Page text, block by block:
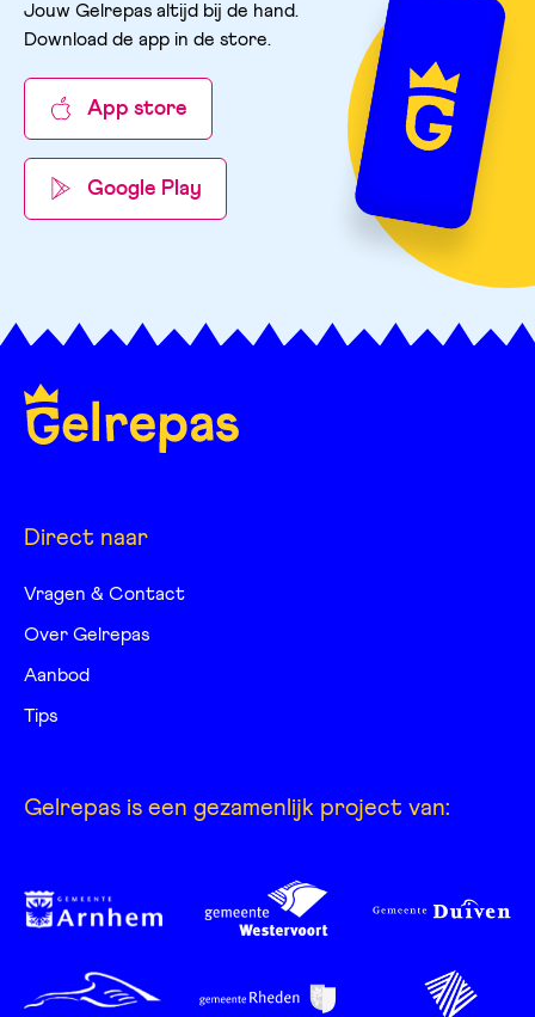
Jouw Gelrepas altijd bij de hand.
Download de app in de store.
App store
Google Play
Direct naar
Vragen & Contact
Over Gelrepas
Aanbod
Tips
Gelrepas is een gezamenlijk project van: